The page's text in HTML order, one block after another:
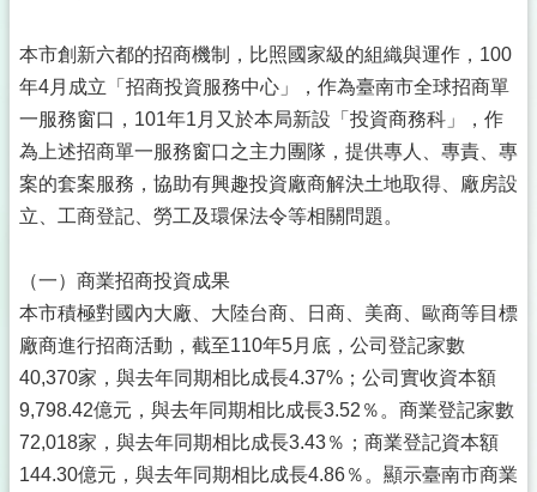
本市創新六都的招商機制，比照國家級的組織與運作，100
年4月成立「招商投資服務中心」，作為臺南市全球招商單
一服務窗口，101年1月又於本局新設「投資商務科」，作
為上述招商單一服務窗口之主力團隊，提供專人、專責、專
案的套案服務，協助有興趣投資廠商解決土地取得、廠房設
立、工商登記、勞工及環保法令等相關問題。
（一）商業招商投資成果
本市積極對國內大廠、大陸台商、日商、美商、歐商等目標
廠商進行招商活動，截至110年5月底，公司登記家數
40,370家，與去年同期相比成長4.37%；公司實收資本額
9,798.42億元，與去年同期相比成長3.52％。商業登記家數
72,018家，與去年同期相比成長3.43％；商業登記資本額
144.30億元，與去年同期相比成長4.86％。顯示臺南市商業